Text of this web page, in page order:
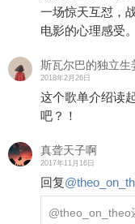
一场惊天互怼，
电影的心理感受。
斯瓦尔巴的独立生
2018年2月26日
这个歌单介绍读
吧？！
真聋天子啊
2017年11月16日
回复@
@theo_on_theo